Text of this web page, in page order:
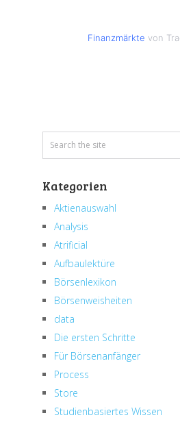
Finanzmärkte von
Kategorien
Aktienauswahl
Analysis
Atrificial
Aufbaulektüre
Börsenlexikon
Börsenweisheiten
data
Die ersten Schritte
Für Börsenanfänger
Process
Store
Studienbasiertes Wissen